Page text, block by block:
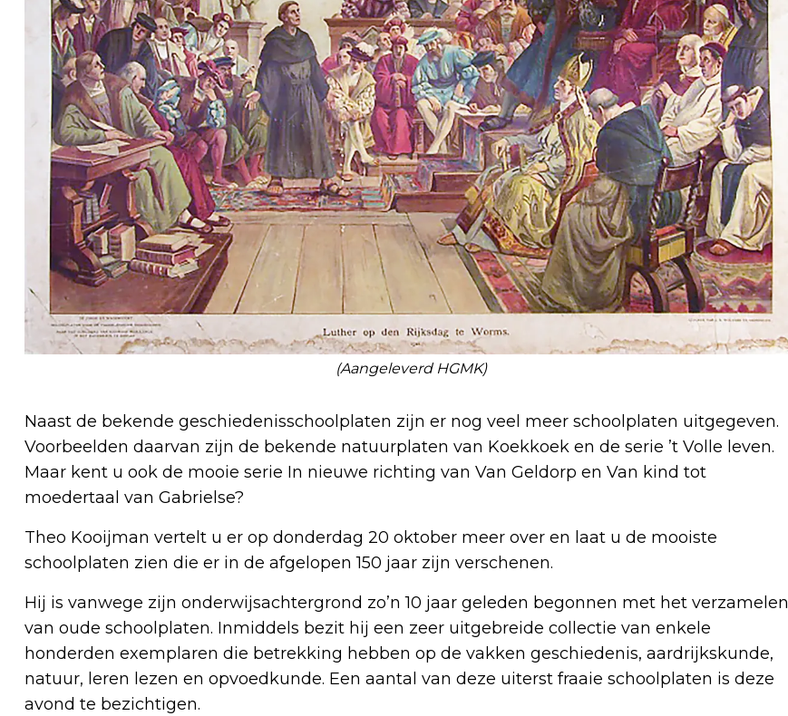
(Aangeleverd HGMK)
Naast de bekende geschiedenisschoolplaten zijn er nog veel meer schoolplaten uitgegeven.
Voorbeelden daarvan zijn de bekende natuurplaten van Koekkoek en de serie ’t Volle leven.
Maar kent u ook de mooie serie In nieuwe richting van Van Geldorp en Van kind tot
moedertaal van Gabrielse?
Theo Kooijman vertelt u er op donderdag 20 oktober meer over en laat u de mooiste
schoolplaten zien die er in de afgelopen 150 jaar zijn verschenen.
Hij is vanwege zijn onderwijsachtergrond zo’n 10 jaar geleden begonnen met het verzamelen
van oude schoolplaten. Inmiddels bezit hij een zeer uitgebreide collectie van enkele
honderden exemplaren die betrekking hebben op de vakken geschiedenis, aardrijkskunde,
natuur, leren lezen en opvoedkunde. Een aantal van deze uiterst fraaie schoolplaten is deze
avond te bezichtigen.